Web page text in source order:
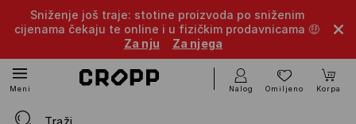
Sniženje još traje: stotine proizvoda po sniženim
cijenama čekaju te online i u fizičkim prodavnicama 🤑
Za nju
Za njega
Meni Nalog Omiljeno Korpa